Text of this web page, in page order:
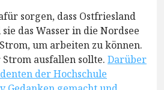
sorgen, dass Ostfriesland
das Wasser in die Nordsee
um arbeiten zu können.
ausfallen sollte. Darüber
der Hochschule